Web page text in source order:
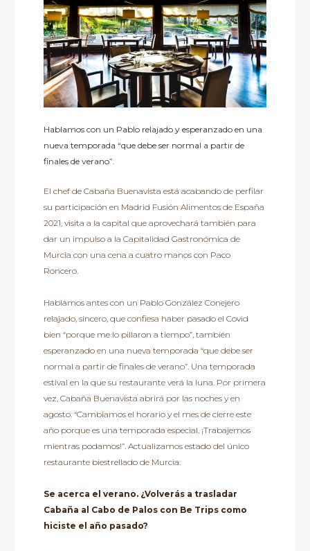
Hablamos con un Pablo relajado y esperanzado en una
nueva temporada “que debe ser normal a partir de
finales de verano”.
El chef de Cabaña Buenavista está acabando de perfilar
su participación en Madrid Fusión Alimentos de España
2021, visita a la capital que aprovechará también para
dar un impulso a la Capitalidad Gastronómica de
Murcia con una cena a cuatro manos con Paco
Roncero.
Hablamos antes con un Pablo González Conejero
relajado, sincero, que confiesa haber pasado el Covid
bien “porque me lo pillaron a tiempo”, también
esperanzado en una nueva temporada “que debe ser
normal a partir de finales de verano”. Una temporada
estival en la que su restaurante verá la luna. Por primera
vez, Cabaña Buenavista abrirá por las noches y en
agosto. “Cambiamos el horario y el mes de cierre este
año porque es una temporada especial. ¡Trabajemos
mientras podamos!”. Actualizamos estado del único
restaurante biestrellado de Murcia.
Se acerca el verano. ¿Volverás a trasladar
Cabaña al Cabo de Palos con Be Trips como
hiciste el año pasado?